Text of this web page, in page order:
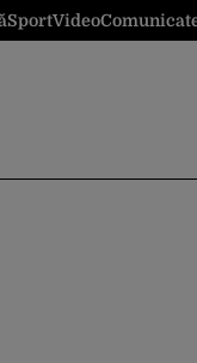
SportVideo